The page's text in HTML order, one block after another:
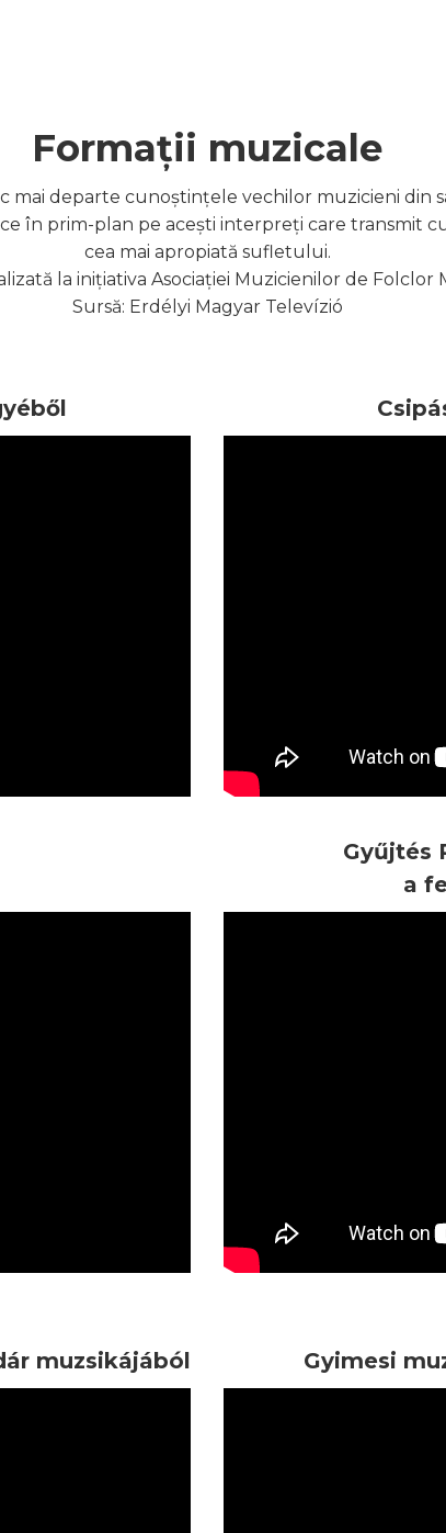
Formații muzicale
mai departe cunoștințele vechilor muzicieni din
în prim-plan pe acești interpreți care transmit
cea mai apropiată sufletului.
la inițiativa Asociației Muzicienilor de Folclor
Sursă: Erdélyi Magyar Televízió
Gyűjtés
a
muzsikájából
Gyimesi